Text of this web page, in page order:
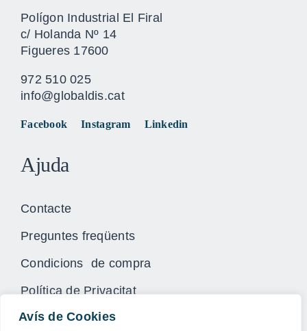
Avís de Cookies
Polígon Industrial El Firal
c/ Holanda Nº 14
Figueres 17600
972 510 025
info@globaldis.cat
Facebook Instagram Linkedin
Ajuda
Contacte
Preguntes freqüents
Condicions de compra
Política de Privacitat
Avís Legal